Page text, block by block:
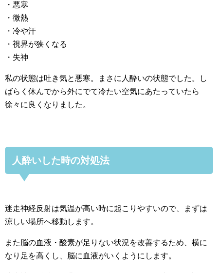
・悪寒
・微熱
・冷や汗
・視界が狭くなる
・失神
私の状態は吐き気と悪寒。まさに人酔いの状態でした。し
ばらく休んでから外にでて冷たい空気にあたっていたら
徐々に良くなりました。
人酔いした時の対処法
迷走神経反射は気温が高い時に起こりやすいので、まずは
涼しい場所へ移動します。
また脳の血液・酸素が足りない状況を改善するため、横に
なり足を高くし、脳に血液がいくようにします。